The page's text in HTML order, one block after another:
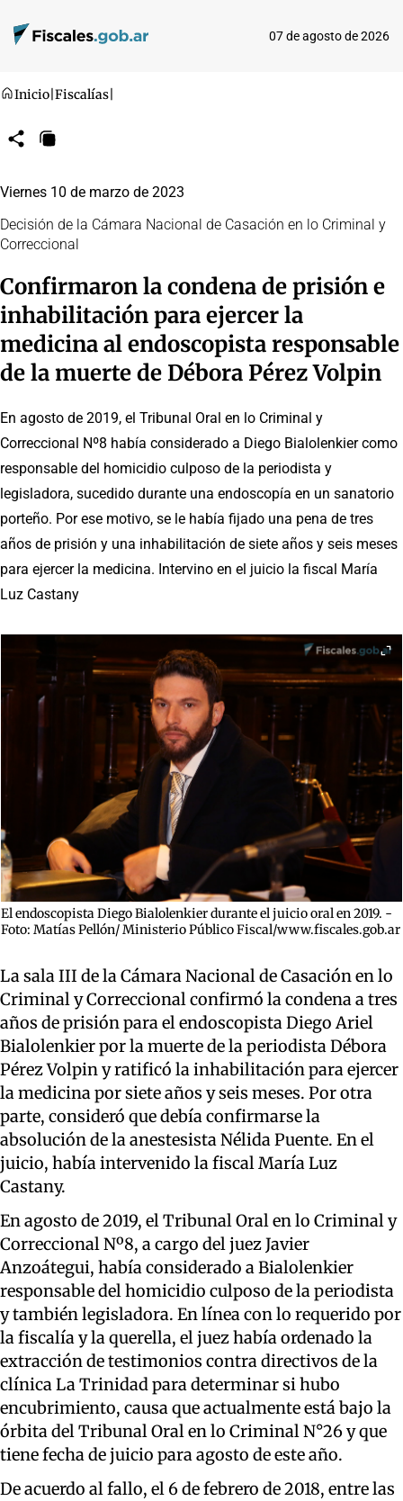
07 de agosto de 2026
Inicio Fiscalías
CompartirCopiar
Viernes 10 de marzo de 2023
Decisión de la Cámara Nacional de Casación en lo Criminal y
Correccional
Confirmaron la condena de prisión e
inhabilitación para ejercer la
medicina al endoscopista responsable
de la muerte de Débora Pérez Volpin
En agosto de 2019, el Tribunal Oral en lo Criminal y
Correccional Nº8 había considerado a Diego Bialolenkier como
responsable del homicidio culposo de la periodista y
legisladora, sucedido durante una endoscopía en un sanatorio
porteño. Por ese motivo, se le había fijado una pena de tres
años de prisión y una inhabilitación de siete años y seis meses
para ejercer la medicina. Intervino en el juicio la fiscal María
Luz Castany
El endoscopista Diego Bialolenkier durante el juicio oral en 2019. -
Foto: Matías Pellón/ Ministerio Público Fiscal/www.fiscales.gob.ar
La sala III de la Cámara Nacional de Casación en lo
Criminal y Correccional confirmó la condena a tres
años de prisión para el endoscopista Diego Ariel
Bialolenkier por la muerte de la periodista Débora
Pérez Volpin y ratificó la inhabilitación para ejercer
la medicina por siete años y seis meses. Por otra
parte, consideró que debía confirmarse la
absolución de la anestesista Nélida Puente. En el
juicio, había intervenido la fiscal María Luz
Castany.
En agosto de 2019, el Tribunal Oral en lo Criminal y
Correccional Nº8, a cargo del juez Javier
Anzoátegui, había considerado a Bialolenkier
responsable del homicidio culposo de la periodista
y también legisladora. En línea con lo requerido por
la fiscalía y la querella, el juez había ordenado la
extracción de testimonios contra directivos de la
clínica La Trinidad para determinar si hubo
encubrimiento, causa que actualmente está bajo la
órbita del Tribunal Oral en lo Criminal N°26 y que
tiene fecha de juicio para agosto de este año.
De acuerdo al fallo, el 6 de febrero de 2018, entre las